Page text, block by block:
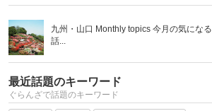
九州・山口 Monthly topics 今月の気になる
話...
最近話題のキーワード
ぐらんざで話題のキーワード